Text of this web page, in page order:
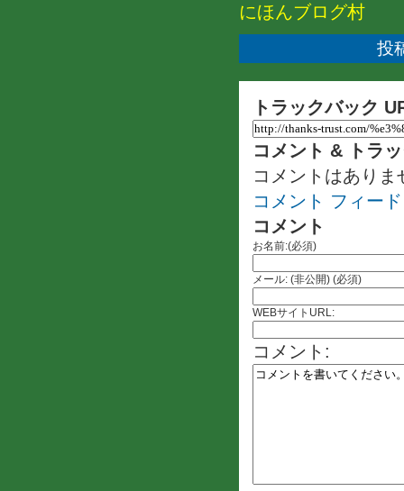
にほんブログ村
投
トラックバック
コメント & トラ
コメントはありま
コメント フィード
コメント
お名前:(必須)
メール: (非公開) (必須)
WEBサイトURL:
コメント: